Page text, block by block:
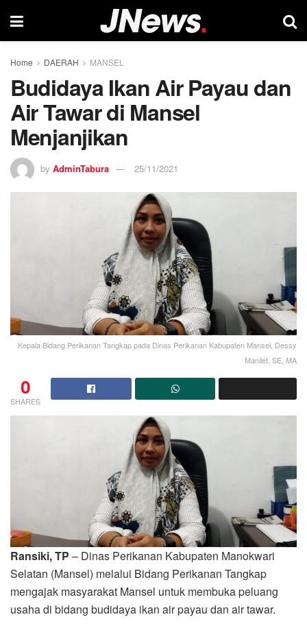
Home DAERAH MANSEL
Budidaya Ikan Air Payau dan
Air Tawar di Mansel
Menjanjikan
by AdminTabura 25/11/2021
Kepala Bidang Perikanan Tangkap pada Dinas Perikanan Kabupaten Mansel, Dessy
Manilet, SE, MA
0
SHARES
Ransiki, TP – Dinas Perikanan Kabupaten Manokwari
Selatan (Mansel) melalui Bidang Perikanan Tangkap
mengajak masyarakat Mansel untuk membuka peluang
usaha di bidang budidaya ikan air payau dan air tawar.